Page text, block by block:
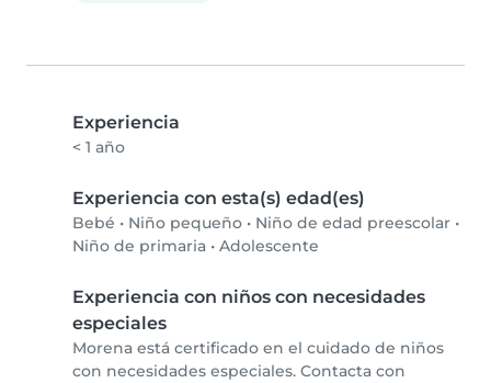
Experiencia
< 1 año
Experiencia con esta(s) edad(es)
Bebé • Niño pequeño • Niño de edad preescolar •
Niño de primaria • Adolescente
Experiencia con niños con necesidades
especiales
Morena está certificado en el cuidado de niños
con necesidades especiales. Contacta con